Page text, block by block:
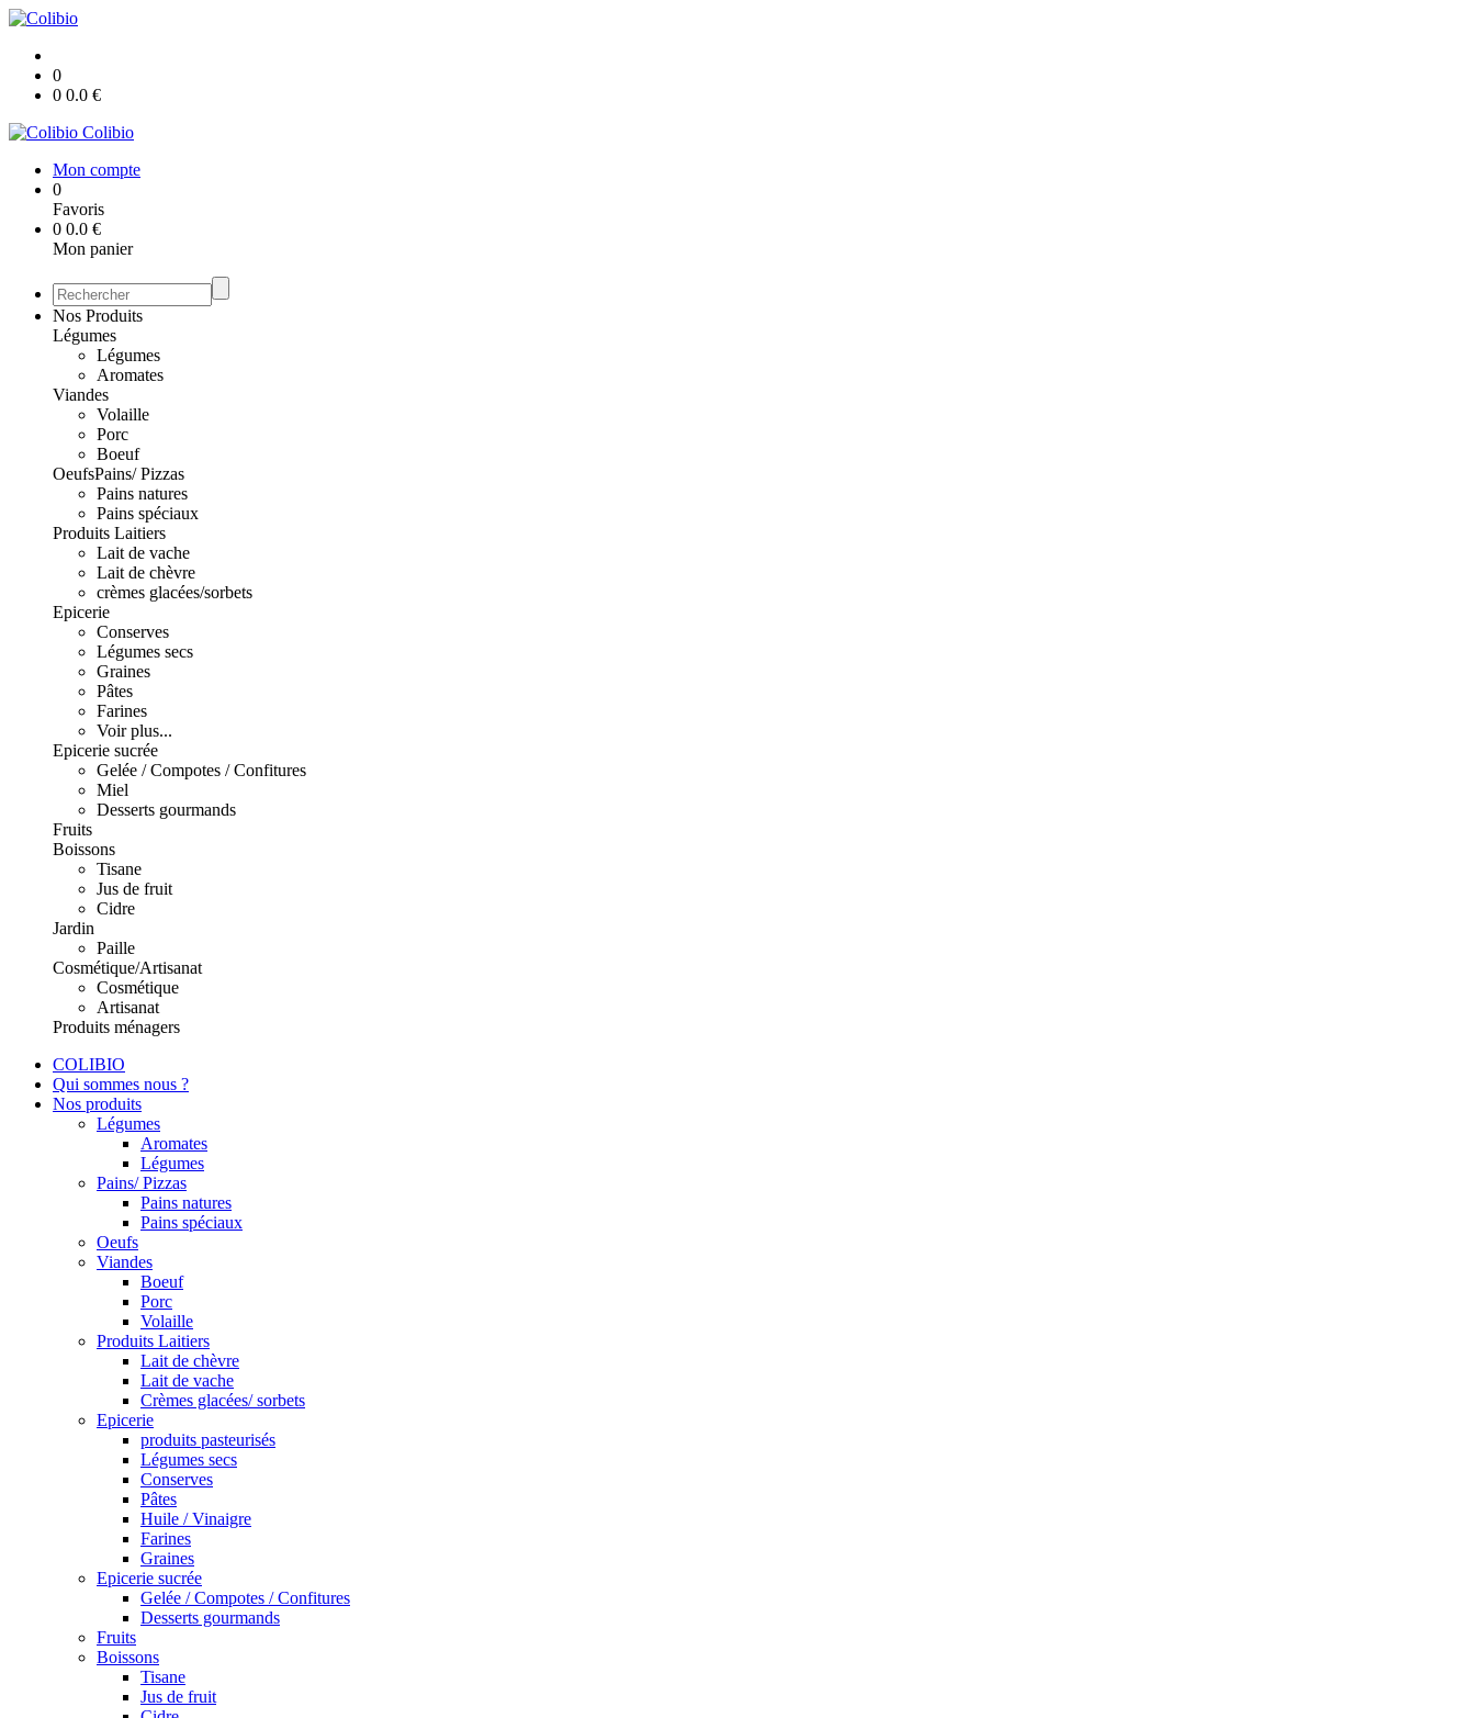
0
0 0.0 €
Colibio
Mon compte
0
Favoris
0 0.0 €
Mon panier
Nos Produits
Légumes
Légumes
Aromates
Viandes
Volaille
Porc
Boeuf
OeufsPains/ Pizzas
Pains natures
Pains spéciaux
Produits Laitiers
Lait de vache
Lait de chèvre
crèmes glacées/sorbets
Epicerie
Conserves
Légumes secs
Graines
Pâtes
Farines
Voir plus...
Epicerie sucrée
Gelée / Compotes / Confitures
Miel
Desserts gourmands
Fruits
Boissons
Tisane
Jus de fruit
Cidre
Jardin
Paille
Cosmétique/Artisanat
Cosmétique
Artisanat
Produits ménagers
COLIBIO
Qui sommes nous ?
Nos produits
Légumes
Aromates
Légumes
Pains/ Pizzas
Pains natures
Pains spéciaux
Oeufs
Viandes
Boeuf
Porc
Volaille
Produits Laitiers
Lait de chèvre
Lait de vache
Crèmes glacées/ sorbets
Epicerie
produits pasteurisés
Légumes secs
Conserves
Pâtes
Huile / Vinaigre
Farines
Graines
Epicerie sucrée
Gelée / Compotes / Confitures
Desserts gourmands
Fruits
Boissons
Tisane
Jus de fruit